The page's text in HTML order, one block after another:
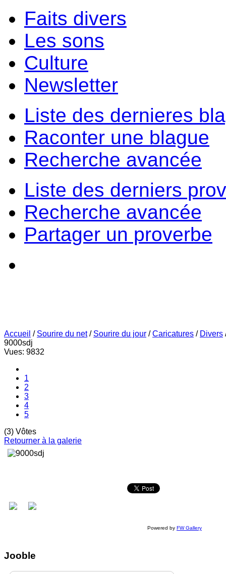
Faits divers
Les sons
Culture
Newsletter
Liste des dernieres
Raconter une blague
Recherche avancée
Liste des derniers
Recherche avancée
Partager un proverbe
Accueil / Sourire du net / Sourire du jour /Caricatures / Divers
9000sdj
Vues: 9832
1
2
3
4
5
(3) Vôtes
Retourner à la galerie
Powered by FW Gallery
Jooble